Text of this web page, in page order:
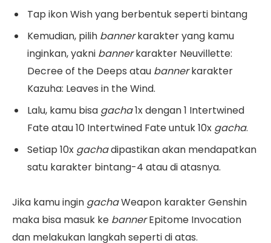
Tap ikon Wish yang berbentuk seperti bintang
Kemudian, pilih bannerkarakter yang kamu
inginkan, yakni bannerkarakter Neuvillette:
Decree of the Deeps atau bannerkarakter
Kazuha: Leaves in the Wind.
Lalu, kamu bisa gacha1x dengan 1 Intertwined
Fate atau 10 Intertwined Fate untuk 10x gacha.
Setiap 10x gachadipastikan akan mendapatkan
satu karakter bintang-4 atau di atasnya.
Jika kamu ingin gachaWeapon karakter Genshin
maka bisa masuk ke bannerEpitome Invocation
dan melakukan langkah seperti di atas.